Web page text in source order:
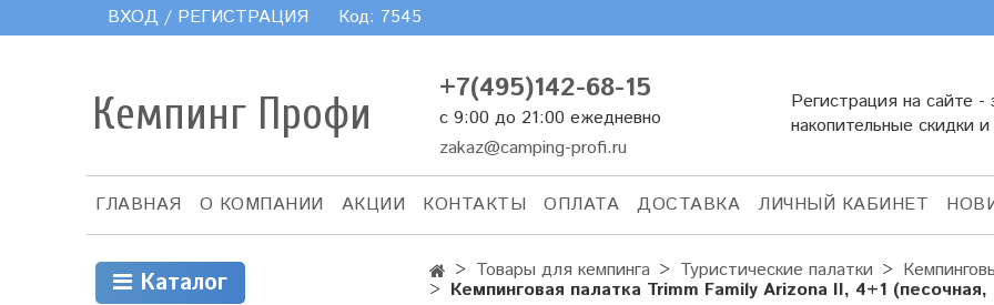
ВХОД / РЕГИСТРАЦИЯ Код: 7545
Кемпинг Профи
+7(495)142-68-15
с 9:00 до 21:00 ежедневно
zakaz@camping-profi.ru
Регистрация на сайте -
накопительные скидки
ГЛАВНАЯ О КОМПАНИИ АКЦИИ КОНТАКТЫ ОПЛАТА ДОСТАВКА ЛИЧНЫЙ КАБИНЕТ
Товары для кемпинга Туристические палатки
Кемпинговая палатка Trimm Family Arizona II, 4+1 (песочная,
Каталог